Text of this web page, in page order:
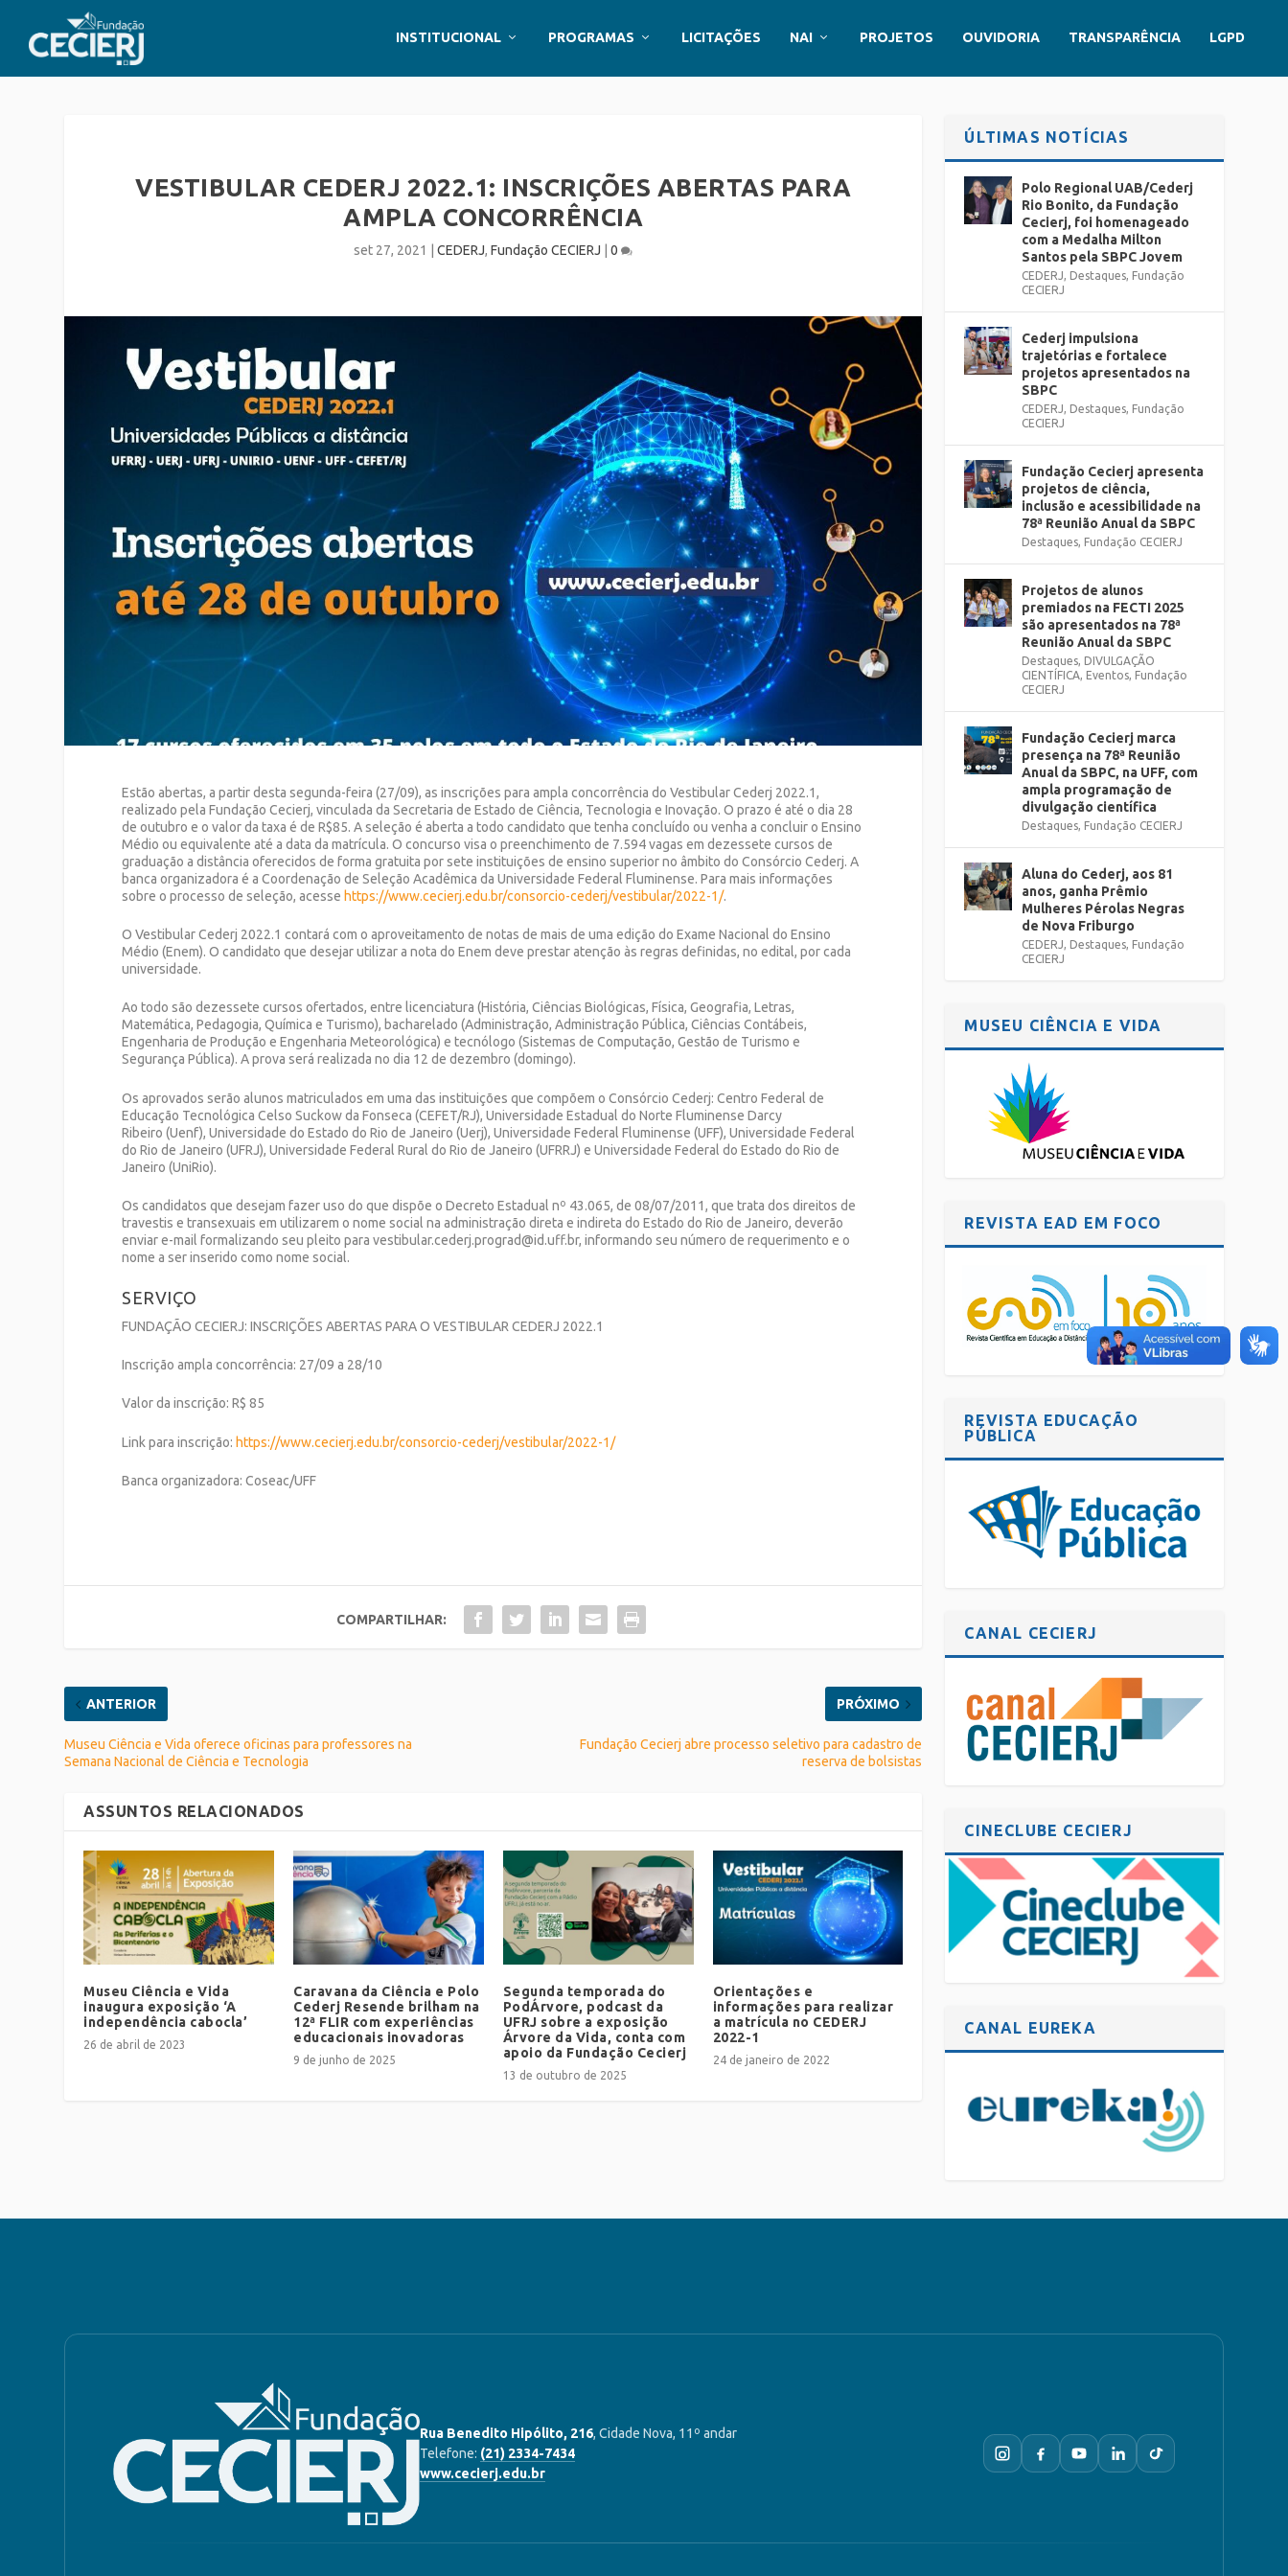
INSTITUCIONAL PROGRAMAS LICITAÇÕES NAI PROJETOS OUVIDORIA TRANSPARÊNCIA LGPD
VESTIBULAR CEDERJ 2022.1: INSCRIÇÕES ABERTAS PARA
AMPLA CONCORRÊNCIA
set 27, 2021 |CEDERJ,Fundação CECIERJ |0
Estão abertas, a partir desta segunda-feira (27/09), as inscrições para ampla concorrência do Vestibular Cederj 2022.1,
realizado pela Fundação Cecierj, vinculada da Secretaria de Estado de Ciência, Tecnologia e Inovação. O prazo é até o dia 28
de outubro e o valor da taxa é de R$85. A seleção é aberta a todo candidato que tenha concluído ou venha a concluir o Ensino
Médio ou equivalente até a data da matrícula. O concurso visa o preenchimento de 7.594 vagas em dezessete cursos de
graduação a distância oferecidos de forma gratuita por sete instituições de ensino superior no âmbito do Consórcio Cederj. A
banca organizadora é a Coordenação de Seleção Acadêmica da Universidade Federal Fluminense. Para mais informações
sobre o processo de seleção, acessehttps://www.cecierj.edu.br/consorcio-cederj/vestibular/2022-1/.
O Vestibular Cederj 2022.1 contará com o aproveitamento de notas de mais de uma edição do Exame Nacional do Ensino
Médio (Enem). O candidato que desejar utilizar a nota do Enem deve prestar atenção às regras definidas, no edital, por cada
universidade.
Ao todo são dezessete cursos ofertados, entre licenciatura (História, Ciências Biológicas, Física, Geografia, Letras,
Matemática, Pedagogia, Química e Turismo), bacharelado (Administração, Administração Pública, Ciências Contábeis,
Engenharia de Produção e Engenharia Meteorológica) e tecnólogo (Sistemas de Computação, Gestão de Turismo e
Segurança Pública). A prova será realizada no dia 12 de dezembro (domingo).
Os aprovados serão alunos matriculados em uma das instituições que compõem o Consórcio Cederj: Centro Federal de
Educação Tecnológica Celso Suckow da Fonseca (CEFET/RJ), Universidade Estadual do Norte Fluminense Darcy
Ribeiro (Uenf), Universidade do Estado do Rio de Janeiro (Uerj), Universidade Federal Fluminense (UFF), Universidade Federal
do Rio de Janeiro (UFRJ), Universidade Federal Rural do Rio de Janeiro (UFRRJ) e Universidade Federal do Estado do Rio de
Janeiro (UniRio).
Os candidatos que desejam fazer uso do que dispõe o Decreto Estadual nº 43.065, de 08/07/2011, que trata dos direitos de
travestis e transexuais em utilizarem o nome social na administração direta e indireta do Estado do Rio de Janeiro, deverão
enviar e-mail formalizando seu pleito para vestibular.cederj.prograd@id.uff.br, informando seu número de requerimento e o
nome a ser inserido como nome social.
SERVIÇO
FUNDAÇÃO CECIERJ: INSCRIÇÕES ABERTAS PARA O VESTIBULAR CEDERJ 2022.1
Inscrição ampla concorrência: 27/09 a 28/10
Valor da inscrição: R$ 85
Link para inscrição: https://www.cecierj.edu.br/consorcio-cederj/vestibular/2022-1/
Banca organizadora: Coseac/UFF
COMPARTILHAR:
ANTERIOR
Museu Ciência e Vida oferece oficinas para professores na
Semana Nacional de Ciência e Tecnologia
PRÓXIMO
Fundação Cecierj abre processo seletivo para cadastro de
reserva de bolsistas
ASSUNTOS RELACIONADOS
Museu Ciência e Vida
inaugura exposição ‘A
independência cabocla’
26 de abril de 2023
Caravana da Ciência e Polo
Cederj Resende brilham na
12ª FLIR com experiências
educacionais inovadoras
9 de junho de 2025
Segunda temporada do
PodÁrvore, podcast da
UFRJ sobre a exposição
Árvore da Vida, conta com
apoio da Fundação Cecierj
13 de outubro de 2025
Orientações e
informações para realizar
a matrícula no CEDERJ
2022-1
24 de janeiro de 2022
ÚLTIMAS NOTÍCIAS
Polo Regional UAB/Cederj
Rio Bonito, da Fundação
Cecierj, foi homenageado
com a Medalha Milton
Santos pela SBPC Jovem
CEDERJ, Destaques, Fundação
CECIERJ
Cederj impulsiona
trajetórias e fortalece
projetos apresentados na
SBPC
CEDERJ, Destaques, Fundação
CECIERJ
Fundação Cecierj apresenta
projetos de ciência,
inclusão e acessibilidade na
78ª Reunião Anual da SBPC
Destaques, Fundação CECIERJ
Projetos de alunos
premiados na FECTI 2025
são apresentados na 78ª
Reunião Anual da SBPC
Destaques, DIVULGAÇÃO
CIENTÍFICA, Eventos, Fundação
CECIERJ
Fundação Cecierj marca
presença na 78ª Reunião
Anual da SBPC, na UFF, com
ampla programação de
divulgação científica
Destaques, Fundação CECIERJ
Aluna do Cederj, aos 81
anos, ganha Prêmio
Mulheres Pérolas Negras
de Nova Friburgo
CEDERJ, Destaques, Fundação
CECIERJ
MUSEU CIÊNCIA E VIDA
REVISTA EAD EM FOCO
REVISTA EDUCAÇÃO
PÚBLICA
CANAL CECIERJ
CINECLUBE CECIERJ
CANAL EUREKA
Rua Benedito Hipólito, 216, Cidade Nova, 11º andar
Telefone: (21) 2334-7434
www.cecierj.edu.br